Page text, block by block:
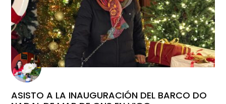
ASISTO A LA INAUGURACIÓN DEL BARCO DO